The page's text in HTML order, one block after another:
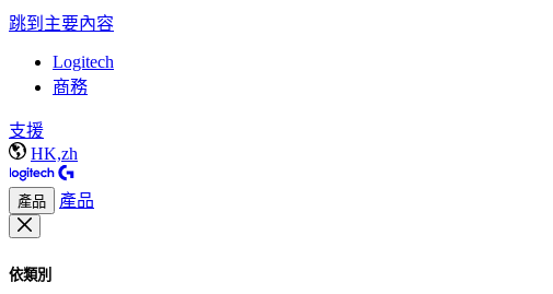
跳到主要內容
Logitech
商務
支援
HK,zh
產品 產品
依類別